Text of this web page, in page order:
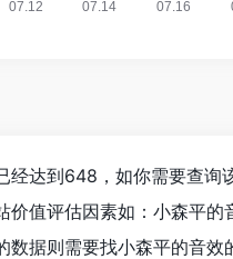
经达到648，如你需要查询
价值评估因素如：小森平
数据则需要找小森平的音效